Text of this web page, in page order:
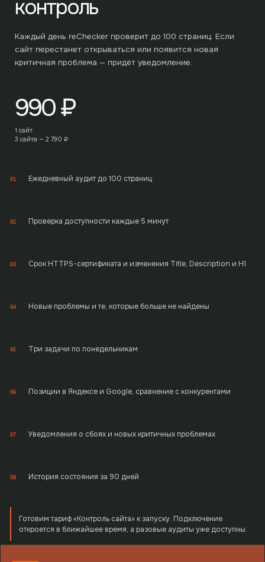
контроль
Каждый день reChecker проверит до 100 страниц. Если
сайт перестанет открываться или появится новая
критичная проблема — придёт уведомление.
990₽
1 сайт
3 сайта — 2 790 ₽
01 Ежедневный аудит до 100 страниц
02 Проверка доступности каждые 5 минут
03 Срок HTTPS-сертификата и изменения Title, Description и H1
04 Новые проблемы и те, которые больше не найдены
05 Три задачи по понедельникам
06 Позиции в Яндексе и Google, сравнение с конкурентами
07 Уведомления о сбоях и новых критичных проблемах
08 История состояния за 90 дней
Готовим тариф «Контроль сайта» к запуску. Подключение
откроется в ближайшее время, а разовые аудиты уже доступны.